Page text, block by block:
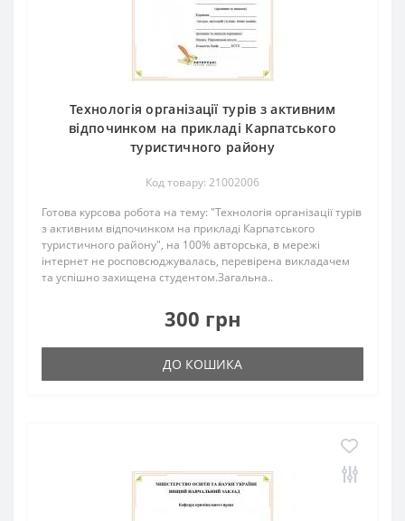
Технологія організації турів з активним
відпочинком на прикладі Карпатського
туристичного району
Код товару: 21002006
Готова курсова робота на тему: "Технологія організації турів
з активним відпочинком на прикладі Карпатського
туристичного району", на 100% авторська, в мережі
інтернет не росповсюджувалась, перевірена викладачем
та успішно захищена студентом.Загальна..
300 грн
ДО КОШИКА